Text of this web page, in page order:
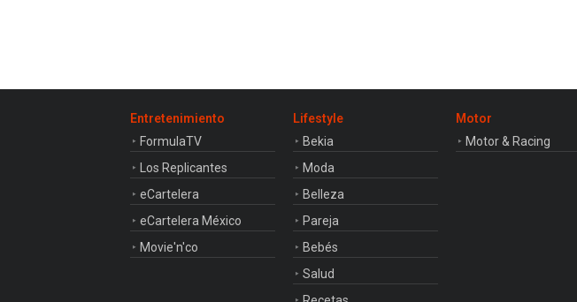
Entretenimiento
FormulaTV
Los Replicantes
eCartelera
eCartelera México
Movie'n'co
Lifestyle
Bekia
Moda
Belleza
Pareja
Bebés
Salud
Motor
Motor & Racing